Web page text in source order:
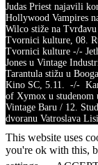
Judas Priest najavili
Hollywood Vampires
Wilco stiže na
Tvornici kulture, 08.
Tvornici kulture -/-
Jones u Vintage
Tarantula stižu u
Kino SC, 5.11. -/-
of Xymox u
Vintage Baru / 12.
dvoranu Vatroslava
This website uses
you're ok with this,